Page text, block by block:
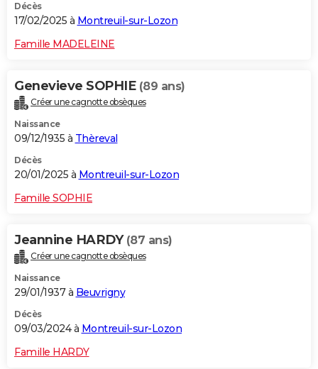
Décès
17/02/2025 à Montreuil-sur-Lozon
Famille MADELEINE
Genevieve SOPHIE (89 ans)
Créer une cagnotte obsèques
Naissance
09/12/1935 à Thèreval
Décès
20/01/2025 à Montreuil-sur-Lozon
Famille SOPHIE
Jeannine HARDY (87 ans)
Créer une cagnotte obsèques
Naissance
29/01/1937 à Beuvrigny
Décès
09/03/2024 à Montreuil-sur-Lozon
Famille HARDY